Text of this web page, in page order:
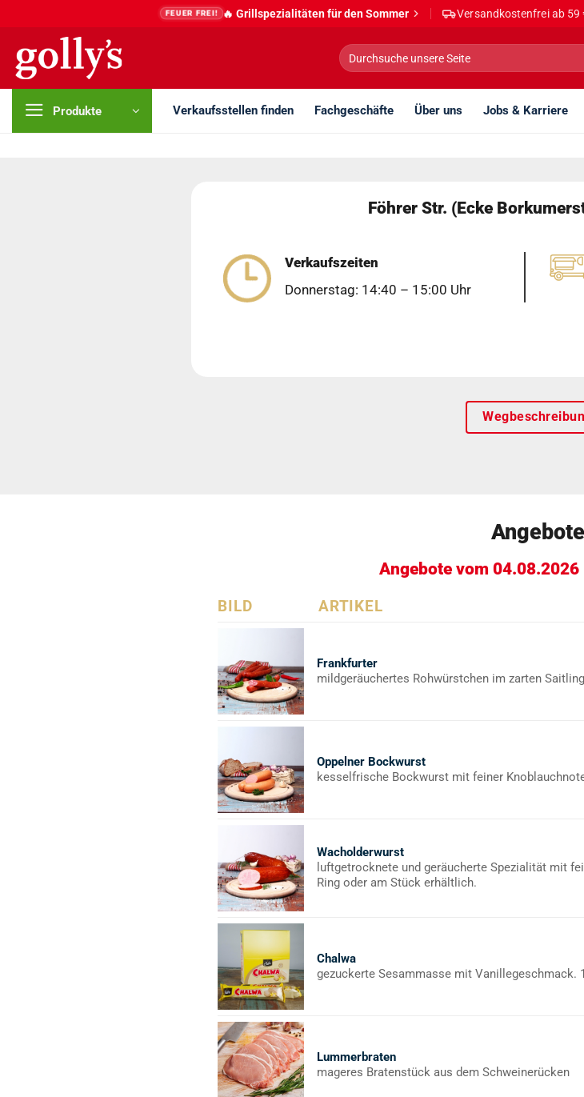
springen
FEUER FREI! 🔥 Grillspezialitäten für den Sommer Versandkostenfrei ab 59
Suche
nach:
Produkte Verkaufsstellen finden Fachgeschäfte Über uns Jobs & Karriere
Föhrer Str. (Ecke
Verkaufszeiten
Donnerstag: 14:40 – 15:00 Uhr
Angebote
Angebote vom
BILD ARTIKEL
Frankfurter
mildgeräuchertes Rohwürstchen im zarten
Oppelner Bockwurst
kesselfrische Bockwurst mit feiner
Wacholderwurst
luftgetrocknete und geräucherte Spezialität mit
Ring oder am Stück erhältlich.
Chalwa
gezuckerte Sesammasse mit Vanillegeschmack.
Lummerbraten
mageres Bratenstück aus dem Schweinerücken